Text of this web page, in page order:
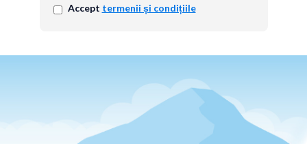
Accept termenii și condițiile